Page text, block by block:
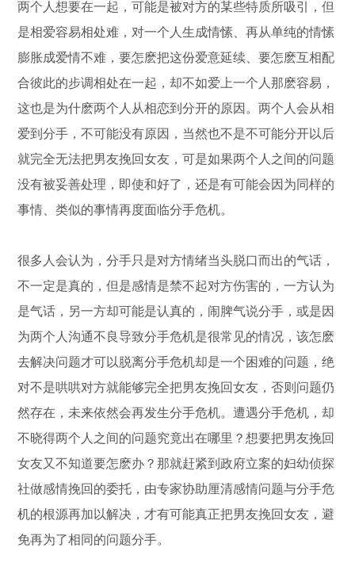
两个人想要在一起，可能是被对方的某些特质所吸引，但
是相爱容易相处难，对一个人生成情愫、再从单纯的情愫
膨胀成爱情不难，要怎麽把这份爱意延续、要怎麽互相配
合彼此的步调相处在一起，却不如爱上一个人那麽容易，
这也是为什麽两个人从相恋到分开的原因。两个人会从相
爱到分手，不可能没有原因，当然也不是不可能分开以后
就完全无法把男友挽回女友，可是如果两个人之间的问题
没有被妥善处理，即使和好了，还是有可能会因为同样的
事情、类似的事情再度面临分手危机。
很多人会认为，分手只是对方情绪当头脱口而出的气话，
不一定是真的，但是感情是禁不起对方伤害的，一方认为
是气话，另一方却可能是认真的，闹脾气说分手，或是因
为两个人沟通不良导致分手危机是很常见的情况，该怎麽
去解决问题才可以脱离分手危机却是一个困难的问题，绝
对不是哄哄对方就能够完全把男友挽回女友，否则问题仍
然存在，未来依然会再发生分手危机。遭遇分手危机，却
不晓得两个人之间的问题究竟出在哪里？想要把男友挽回
女友又不知道要怎麽办？那就赶紧到政府立案的妇幼侦探
社做感情挽回的委托，由专家协助厘清感情问题与分手危
机的根源再加以解决，才有可能真正把男友挽回女友，避
免再为了相同的问题分手。